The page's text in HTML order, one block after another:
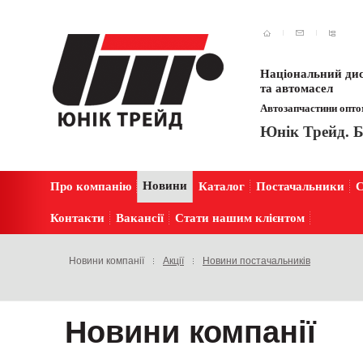
Національний
та автомасел
Автозапчастини
Юнік Трейд.
Про компанію Новини Каталог Постачальники
Контакти Вакансії Стати нашим клієнтом
Новини компанії Акції Новини постачальників
Новини компанії